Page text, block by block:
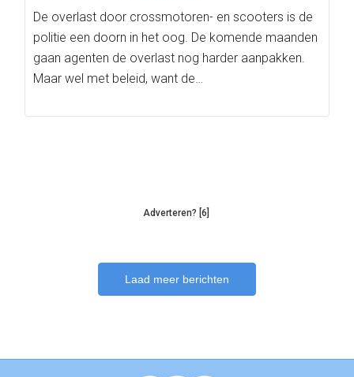
De overlast door crossmotoren- en scooters is de
politie een doorn in het oog. De komende maanden
gaan agenten de overlast nog harder aanpakken.
Maar wel met beleid, want de…
Adverteren? [6]
Laad meer berichten